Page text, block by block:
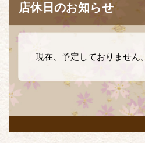
店休日のお知らせ
現在、予定しておりません。